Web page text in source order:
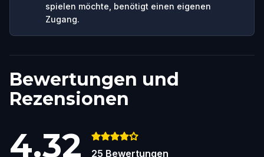
spielen möchte, benötigt einen eigenen
Zugang.
Bewertungen und
Rezensionen
4.32 25 Bewertungen